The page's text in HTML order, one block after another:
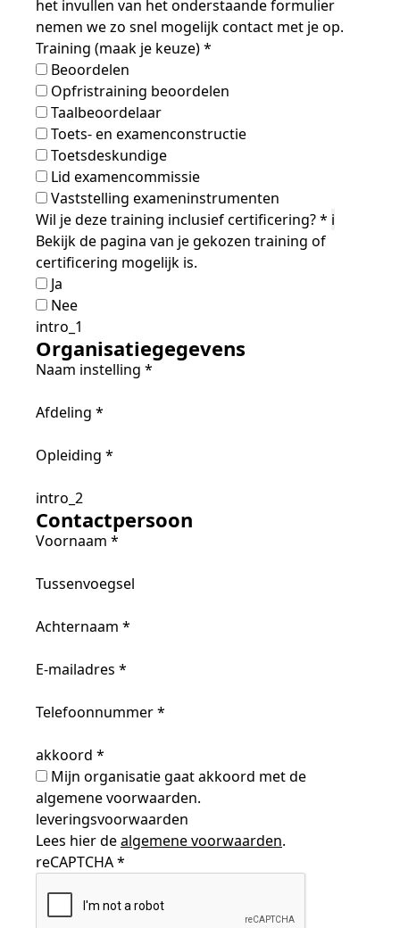
het invullen van het onderstaande formulier
nemen we zo snel mogelijk contact met je op.
Training (maak je keuze)*
Beoordelen
Opfristraining beoordelen
Taalbeoordelaar
Toets- en examenconstructie
Toetsdeskundige
Lid examencommissie
Vaststelling exameninstrumenten
Wil je deze training inclusief certificering?* i
Bekijk de pagina van je gekozen training of
certificering mogelijk is.
Ja
Nee
intro_1
Organisatiegegevens
Naam instelling *
Afdeling *
Opleiding *
intro_2
Contactpersoon
Voornaam *
Tussenvoegsel
Achternaam *
E-mailadres *
Telefoonnummer*
akkoord *
Mijn organisatie gaat akkoord met de
algemene voorwaarden.
leveringsvoorwaarden
Lees hier dealgemene voorwaarden.
reCAPTCHA*